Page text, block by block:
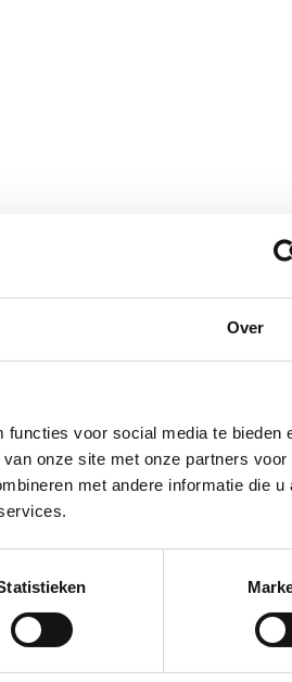
Over
voor social media te bieden
onze site met onze partners voor
met andere informatie die u